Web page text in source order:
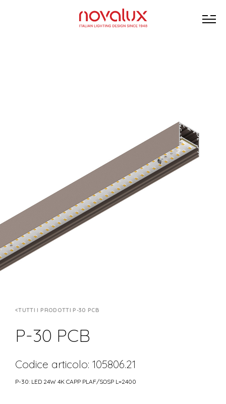
TUTTI I PRODOTTI P-30 PCB
P-30 PCB
Codice articolo: 105806.21
P-30: LED 24W 4K CAPP PLAF/SOSP L=2400